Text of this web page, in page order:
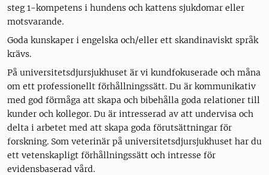
steg 1-kompetens i hundens och kattens sjukdomar eller
motsvarande.
Goda kunskaper i engelska och/eller ett skandinaviskt språk
krävs.
På universitetsdjursjukhuset är vi kundfokuserade och måna
om ett professionellt förhållningssätt. Du är kommunikativ
med god förmåga att skapa och bibehålla goda relationer till
kunder och kollegor. Du är intresserad av att undervisa och
delta i arbetet med att skapa goda förutsättningar för
forskning. Som veterinär på universitetsdjursjukhuset har du
ett vetenskapligt förhållningssätt och intresse för
evidensbaserad vård.